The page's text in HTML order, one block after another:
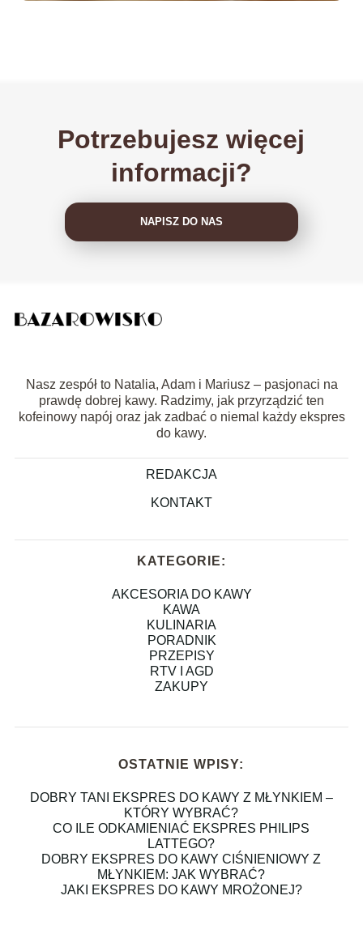
Potrzebujesz więcej
informacji?
NAPISZ DO NAS
Nasz zespół to Natalia, Adam i Mariusz – pasjonaci na
prawdę dobrej kawy. Radzimy, jak przyrządzić ten
kofeinowy napój oraz jak zadbać o niemal każdy ekspres
do kawy.
REDAKCJA
KONTAKT
KATEGORIE:
AKCESORIA DO KAWY
KAWA
KULINARIA
PORADNIK
PRZEPISY
RTV I AGD
ZAKUPY
OSTATNIE WPISY:
DOBRY TANI EKSPRES DO KAWY Z MŁYNKIEM –
KTÓRY WYBRAĆ?
CO ILE ODKAMIENIAĆ EKSPRES PHILIPS
LATTEGO?
DOBRY EKSPRES DO KAWY CIŚNIENIOWY Z
MŁYNKIEM: JAK WYBRAĆ?
JAKI EKSPRES DO KAWY MROŻONEJ?